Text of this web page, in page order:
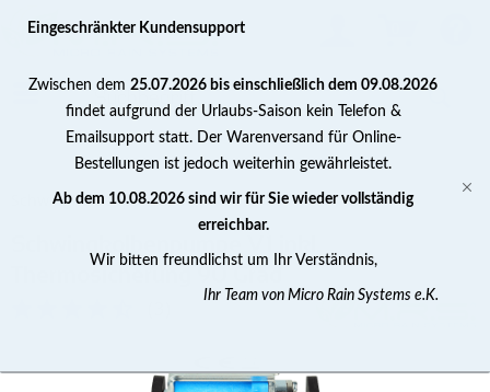
Schwingkolbenpumpen
Eingeschränkter Kundensupport
Zwischen dem 25.07.2026 bis einschließlich dem 09.08.2026
findet aufgrund der Urlaubs-Saison kein Telefon &
Emailsupport statt. Der Warenversand für Online-
Bestellungen ist jedoch weiterhin gewährleistet.
Ab dem 10.08.2026 sind wir für Sie wieder vollständig
erreichbar.
Wir bitten freundlichst um Ihr Verständnis,
Ihr Team von Micro Rain Systems e.K.